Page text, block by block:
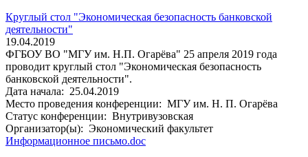
Круглый стол "Экономическая безопасность банковской
деятельности"
19.04.2019
ФГБОУ ВО "МГУ им. Н.П. Огарёва" 25 апреля 2019 года
проводит круглый стол "Экономическая безопасность
банковской деятельности".
Дата начала: 25.04.2019
Место проведения конференции: МГУ им. Н. П. Огарёва
Статус конференции: Внутривузовская
Организатор(ы): Экономический факультет
Информационное письмо.doc